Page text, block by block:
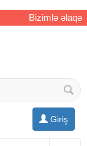
Bizimlə əlaqə
Giriş